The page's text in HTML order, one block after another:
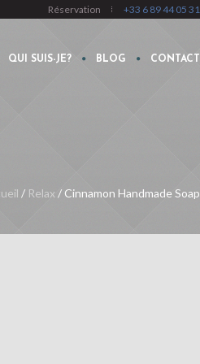
Réservation +33 6 89 44 05 31
QUI SUIS-JE? BLOG CONTACT
/ Relax / Cinnamon Handmade Soap‎